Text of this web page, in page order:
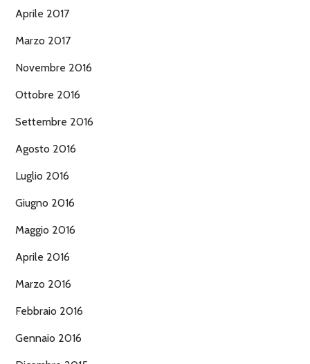
Aprile 2017
Marzo 2017
Novembre 2016
Ottobre 2016
Settembre 2016
Agosto 2016
Luglio 2016
Giugno 2016
Maggio 2016
Aprile 2016
Marzo 2016
Febbraio 2016
Gennaio 2016